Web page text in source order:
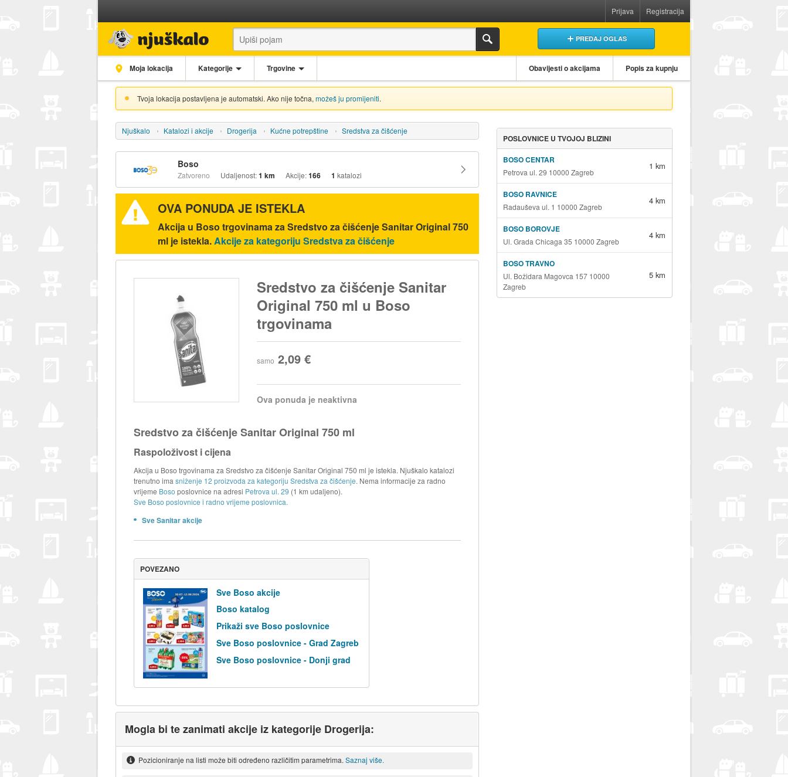
Prijava Registracija
PREDAJ OGLAS
Moja lokacija Kategorije Trgovine Obavijesti o akcijama Popis za kupnju
Tvoja lokacija postavljena je automatski. Ako nije točna, možeš ju promijeniti.
Njuškalo Katalozi i akcije Drogerija Kućne potrepštine Sredstva za čišćenje
Boso
Zatvoreno Udaljenost:1 km Akcije:166 1 katalozi
OVA PONUDA JE ISTEKLA
Akcija u Boso trgovinama za Sredstvo za čišćenje Sanitar Original 750
ml je istekla.Akcije za kategoriju Sredstva za čišćenje
Sredstvo za čišćenje Sanitar
Original 750 ml u Boso
trgovinama
samo 2,09 €
Ova ponuda je neaktivna
Sredstvo za čišćenje Sanitar Original 750 ml
Raspoloživost i cijena
Akcija u Boso trgovinama za Sredstvo za čišćenje Sanitar Original 750 ml je istekla. Njuškalo katalozi
trenutno ima sniženje 12 proizvoda za kategoriju Sredstva za čišćenje. Nema informacije za radno
vrijeme Boso poslovnice na adresi Petrova ul. 29 (1 km udaljeno).
Sve Boso poslovnice i radno vrijeme poslovnica.
Sve Sanitar akcije
POVEZANO
Sve Boso akcije
Boso katalog
Prikaži sve Boso poslovnice
Sve Boso poslovnice - Grad Zagreb
Sve Boso poslovnice - Donji grad
Mogla bi te zanimati akcije iz kategorije Drogerija:
Pozicioniranje na listi može biti određeno različitim parametrima. Saznaj više.
POSLOVNICE U TVOJOJ BLIZINI
BOSO CENTAR
Petrova ul. 29 10000 Zagreb
1 km
BOSO RAVNICE
Radauševa ul. 1 10000 Zagreb
4 km
BOSO BOROVJE
Ul. Grada Chicaga 35 10000 Zagreb
4 km
BOSO TRAVNO
Ul. Božidara Magovca 157 10000
Zagreb
5 km